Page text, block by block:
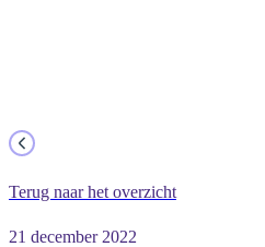
Terug naar het overzicht
21 december 2022